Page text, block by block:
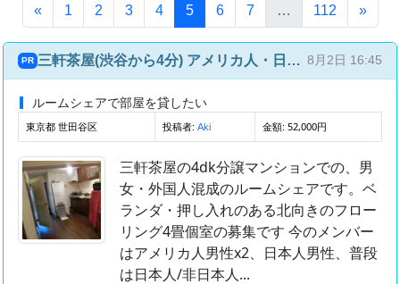
« 1 2 3 4 5(このページ)
6 7 … 112 »
PR 三軒茶屋(渋谷から4分) アメリカ人・日本人との国際ルームシェア(4部屋4人) 8月2日 16:45
ルームシェアで部屋を貸したい
東京都 世田谷区 投稿者: Aki 金額: 52,000円
三軒茶屋の4dk分譲マンションでの、男
女・外国人混成のルームシェアです。ベ
ランダ・押し入れのある北向きのフロー
リング4畳個室の募集です 今のメンバー
はアメリカ人男性x2、日本人男性、普段
は日本人/非日本人...